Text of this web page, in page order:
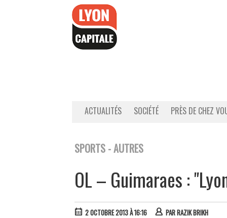
ACTUALITÉS SOCIÉTÉ PRÈS DE CHEZ
SPORTS - AUTRES
OL – Guimaraes :
2 OCTOBRE 2013 À 16:16 PARRAZIK BRIKH